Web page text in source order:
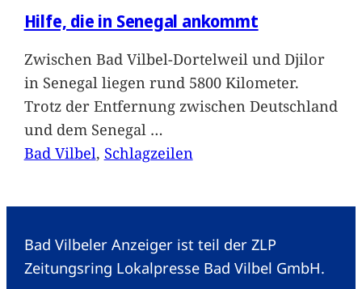
Hilfe, die in Senegal ankommt
Zwischen Bad Vilbel-Dortelweil und Djilor
in Senegal liegen rund 5800 Kilometer.
Trotz der Entfernung zwischen Deutschland
und dem Senegal …
Bad Vilbel, Schlagzeilen
Bad Vilbeler Anzeiger ist teil der ZLP
Zeitungsring Lokalpresse Bad Vilbel GmbH.